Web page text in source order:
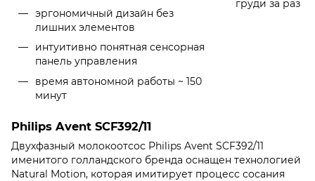
эргономичный дизайн без
лишних элементов
интуитивно понятная сенсорная
панель управления
время автономной работы ~ 150
минут
груди за раз
Philips Avent SCF392/11
Двухфазный молокоотсос Philips Avent SCF392/11
именитого голландского бренда оснащен технологией
Natural Motion, которая имитирует процесс сосания